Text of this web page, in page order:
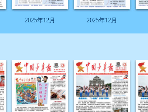
2025年12月 2025年12月